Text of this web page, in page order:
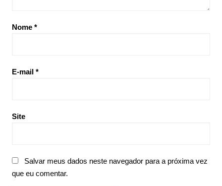
Nome *
E-mail *
Site
Salvar meus dados neste navegador para a próxima vez
que eu comentar.